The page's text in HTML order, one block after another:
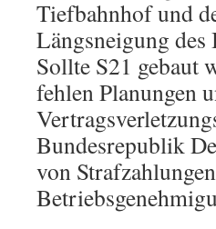
Tiefbahnhof und
Längsneigung
Sollte S21 gebaut
fehlen Planungen
Bundesrepublik
von